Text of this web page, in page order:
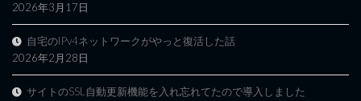
2026年3月17日
自宅のIPv4ネットワークがやっと復活した話
2026年2月28日
サイトのSSL自動更新機能を入れ忘れてたので導入しました